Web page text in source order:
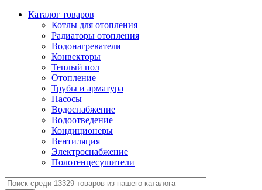
Каталог товаров
Котлы для отопления
Радиаторы отопления
Водонагреватели
Конвекторы
Теплый пол
Отопление
Трубы и арматура
Насосы
Водоснабжение
Водоотведение
Кондиционеры
Вентиляция
Электроснабжение
Полотенцесушители